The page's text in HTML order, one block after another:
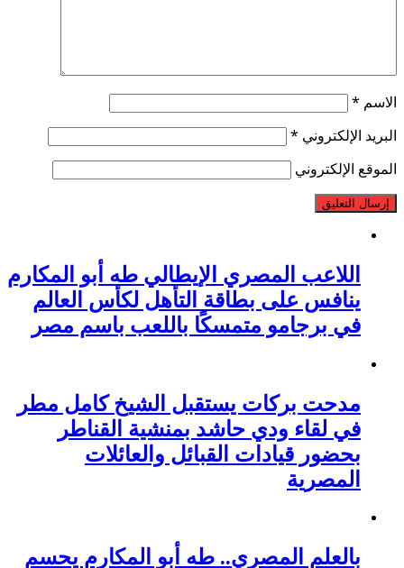
الاسم *
البريد الإلكتروني *
الموقع الإلكتروني
اللاعب المصري الإيطالي طه أبو المكارم
ينافس على بطاقة التأهل لكأس العالم
في برجامو متمسكًا باللعب باسم مصر
مدحت بركات يستقبل الشيخ كامل مطر
في لقاء ودي حاشد بمنشية القناطر
بحضور قيادات القبائل والعائلات
المصرية
بالعلم المصري.. طه أبو المكارم يحسم